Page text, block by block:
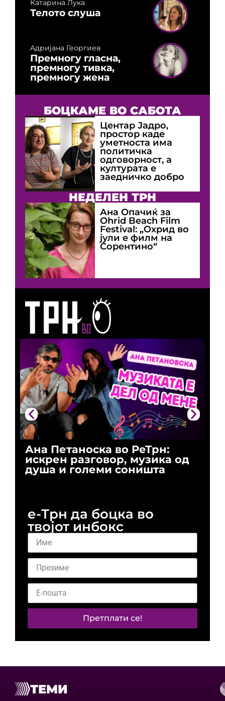
Ана Петаноска во РеТрн:
искрен разговор, музика од
душа и големи соништа
Катарина Лука
Телото слуша
Адријана Георгиев
Премногу гласна,
премногу тивка,
премногу жена
БОЦКАМЕ ВО САБОТА
Центар Јадро,
простор каде
уметноста има
политичка
одговорност, а
културата е
заедничко добро
НЕДЕЛЕН ТРН
Ана Опачиќ за
Оhrid Beach Film
Festival: „Охрид во
јули е филм на
Сорентино“
е-Трн да боцка во
твојот инбокс
Претплати се!
ТЕМИ